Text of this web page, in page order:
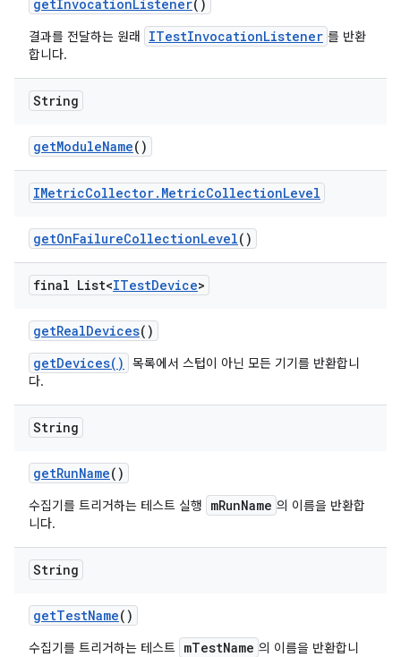
getInvocationListener()
결과를 전달하는 원래 ITestInvocationListener 를 반환
합니다.
String
getModuleName()
IMetricCollector. MetricCollectionLevel
getOnFailureCollectionLevel()
final List<ITestDevice>
getRealDevices()
getDevices()
목록에서 스텁이 아닌 모든 기기를 반환합니
다.
String
getRunName()
수집기를 트리거하는 테스트 실행 mRunName 의 이름을 반환합
니다.
String
getTestName()
수집기를 트리거하는 테스트 mTestName 의 이름을 반환합니